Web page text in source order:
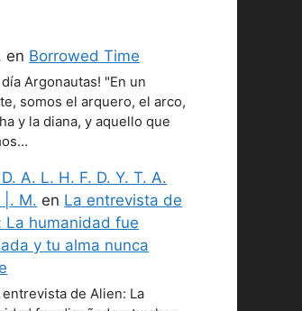
en Borrowed Time
día Argonautas! "En un
somos el arquero, el arco,
y la diana, y aquello que
A. L. H. F. D. Y. T. A.
|. M. en La entrevista de
La humanidad fue
y tu alma nunca
entrevista de Alien: La